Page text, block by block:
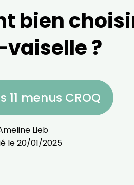
bien
?
11 menus CROQ
Lieb
le20/01/2025